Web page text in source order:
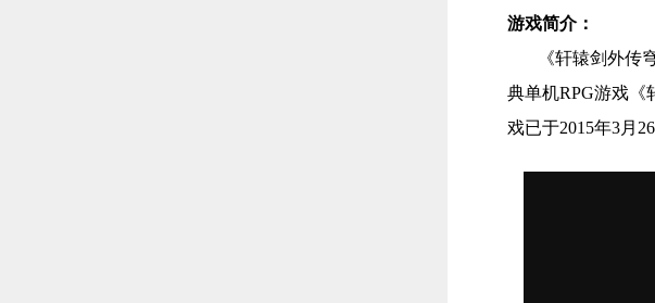
游戏简介：
《轩辕剑外传穹
典单机RPG游戏《
戏已于2015年3月